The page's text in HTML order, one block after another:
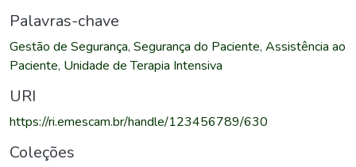
Palavras-chave
Gestão de Segurança, Segurança do Paciente, Assistência ao
Paciente, Unidade de Terapia Intensiva
URI
https://ri.emescam.br/handle/123456789/630
Coleções